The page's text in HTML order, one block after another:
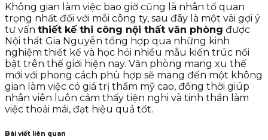
Không gian làm việc bao giờ cũng là nhân tố quan
trọng nhất đối với mỗi công ty, sau đây là một vài gợi ý
tư vấn thiết kế thi công nội thất văn phòng được
Nội thất Gia Nguyễn tổng hợp qua những kinh
nghiệm thiết kế và học hỏi nhiều mẫu kiến trúc nổi
bật trên thế giới hiện nay. Văn phòng mang xu thế
mới với phong cách phù hợp sẽ mang đến một không
gian làm việc có giá trị thẩm mỹ cao, đồng thời giúp
nhân viên luôn cảm thấy tiện nghi và tinh thần làm
việc thoải mái, đạt hiệu quả tốt.
Bài viết liên quan